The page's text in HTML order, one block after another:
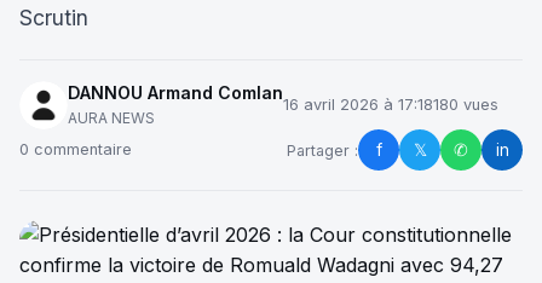
Scrutin
DANNOU Armand Comlan
AURA NEWS
16 avril 2026 à 17:18180 vues
0 commentaire Partager : f 𝕏 ✆ in